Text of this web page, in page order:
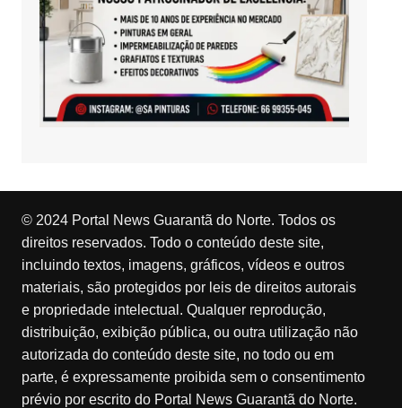
© 2024 Portal News Guarantã do Norte. Todos os
direitos reservados. Todo o conteúdo deste site,
incluindo textos, imagens, gráficos, vídeos e outros
materiais, são protegidos por leis de direitos autorais
e propriedade intelectual. Qualquer reprodução,
distribuição, exibição pública, ou outra utilização não
autorizada do conteúdo deste site, no todo ou em
parte, é expressamente proibida sem o consentimento
prévio por escrito do Portal News Guarantã do Norte.